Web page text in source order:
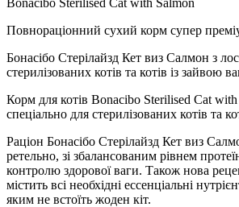
Повнораціонний сухий корм супер
Бонасібо Стерілайзд Кет виз Салмон з
стерилізованих котів та котів із зайвою
Корм для котів Bonacibo Sterilised Cat
спеціально для стерилізованих котів та
Раціон Бонасібо Стерілайзд Кет виз
ретельно, зі збалансованим рівнем
контролю здорової ваги. Також нова
містить всі необхідні ессенціальні
яким не встоїть жоден кіт.